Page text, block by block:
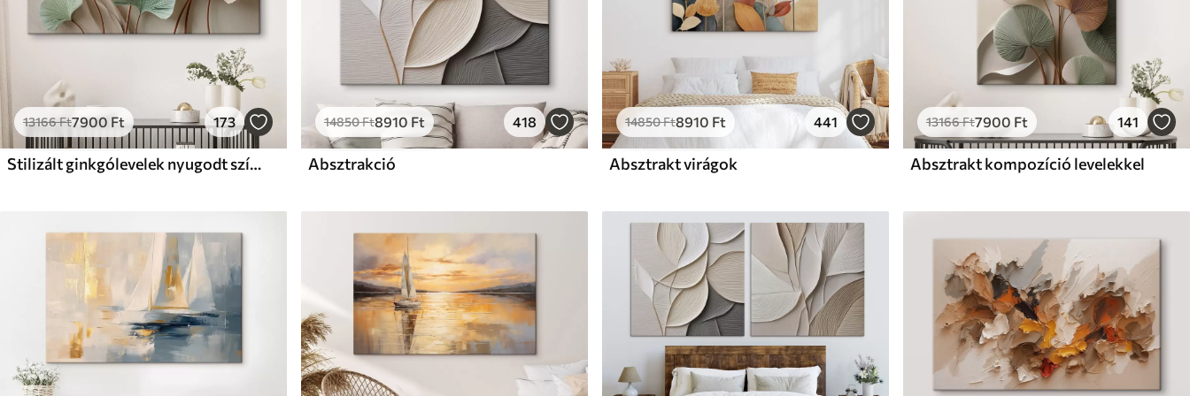
13166Ft7900 Ft 173
Stilizált ginkgólevelek nyugodt színekben
14850Ft8910 Ft 418
Absztrakció
14850Ft8910 Ft 441
Absztrakt virágok
13166Ft7900 Ft 141
Absztrakt kompozíció levelekkel